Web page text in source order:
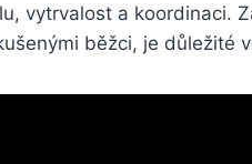
vytrvalost a koordinaci.
běžci, je důležité